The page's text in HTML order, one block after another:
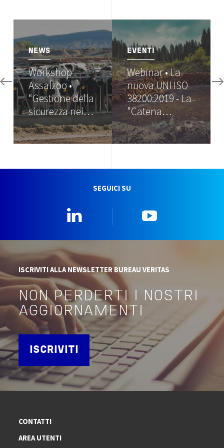
NEWS
Workshop
Assalzoo •
“Gestione della
sicurezza nei…
EVENTI
Webinar • La
nuova UNI ISO
38200:2019 - La
"Catena…
SEGUICI SU
ISCRIVITI ALLA NEWSLETTER BUREAU VERITAS
NON PERDERTI I NOSTRI
AGGIORNAMENTI
ISCRIVITI
CONTATTI
AREA UTENTI